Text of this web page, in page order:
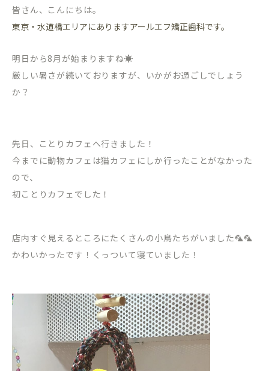
皆さん、こんにちは。
東京・水道橋エリアにありますアールエフ矯正歯科です。
明日から8月が始まりますね☀️
厳しい暑さが続いておりますが、いかがお過ごしでしょう
か？
先日、ことりカフェへ行きました！
今までに動物カフェは猫カフェにしか行ったことがなかった
ので、
初ことりカフェでした！
店内すぐ見えるところにたくさんの小鳥たちがいました🦜🦜
かわいかったです！くっついて寝ていました！